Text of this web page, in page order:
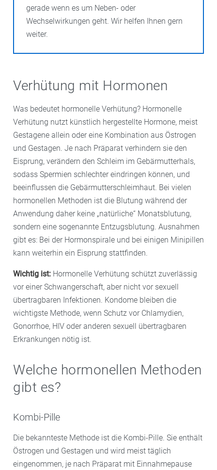
gerade wenn es um Neben- oder
Wechselwirkungen geht. Wir helfen Ihnen gern
weiter.
Verhütung mit Hormonen
Was bedeutet hormonelle Verhütung? Hormonelle
Verhütung nutzt künstlich hergestellte Hormone, meist
Gestagene allein oder eine Kombination aus Östrogen
und Gestagen. Je nach Präparat verhindern sie den
Eisprung, verändern den Schleim im Gebärmutterhals,
sodass Spermien schlechter eindringen können, und
beeinflussen die Gebärmutterschleimhaut. Bei vielen
hormonellen Methoden ist die Blutung während der
Anwendung daher keine „natürliche“ Monatsblutung,
sondern eine sogenannte Entzugsblutung. Ausnahmen
gibt es: Bei der Hormonspirale und bei einigen Minipillen
kann weiterhin ein Eisprung stattfinden.
Wichtig ist: Hormonelle Verhütung schützt zuverlässig
vor einer Schwangerschaft, aber nicht vor sexuell
übertragbaren Infektionen. Kondome bleiben die
wichtigste Methode, wenn Schutz vor Chlamydien,
Gonorrhoe, HIV oder anderen sexuell übertragbaren
Erkrankungen nötig ist.
Welche hormonellen Methoden
gibt es?
Kombi-Pille
Die bekannteste Methode ist die Kombi-Pille. Sie enthält
Östrogen und Gestagen und wird meist täglich
eingenommen, je nach Präparat mit Einnahmepause